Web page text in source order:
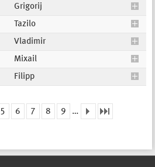
Grigorij
Tazilo
Vladimir
Mixail
Filipp
5 6 7 8 9 …